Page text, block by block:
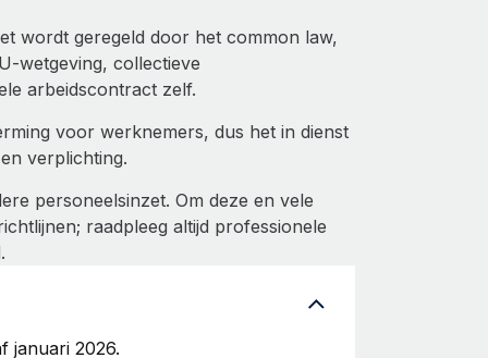
wordt geregeld door het common law,
wetgeving, collectieve
arbeidscontract zelf.
voor werknemers, dus het in dienst
verplichting.
personeelsinzet. Om deze en vele
raadpleeg altijd professionele
januari 2026.